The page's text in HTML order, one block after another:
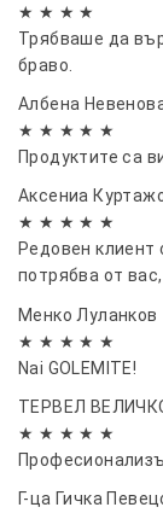
Лесна
голяма
до 28см
Видео -
ТУК
ВИЖ
за
★ ★ ★ ★
Трябваше да
браво.
Албена
★ ★ ★ ★ ★
Продуктите са
Аксениа
★ ★ ★ ★ ★
Редовен
потрябва от
Менко Луланков
★ ★ ★ ★ ★
Nai GOLEMITE!
ТЕРВЕЛ
★ ★ ★ ★ ★
Г-ца Гичка